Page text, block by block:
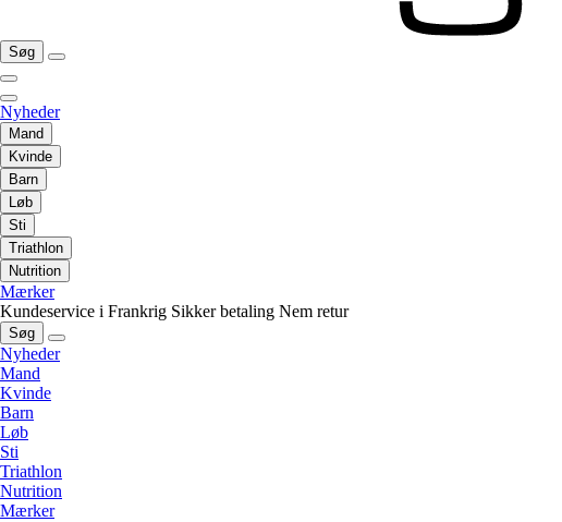
Søg
Nyheder
Mand
Kvinde
Barn
Løb
Sti
Triathlon
Nutrition
Mærker
Kundeservice i Frankrig Sikker betaling Nem retur
Søg
Nyheder
Mand
Kvinde
Barn
Løb
Sti
Triathlon
Nutrition
Mærker